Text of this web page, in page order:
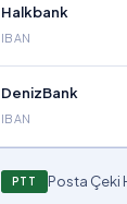
Halkbank
IBAN
DenizBank
IBAN
PTT Posta Çeki